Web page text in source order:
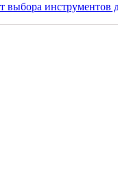
выбора инструментов